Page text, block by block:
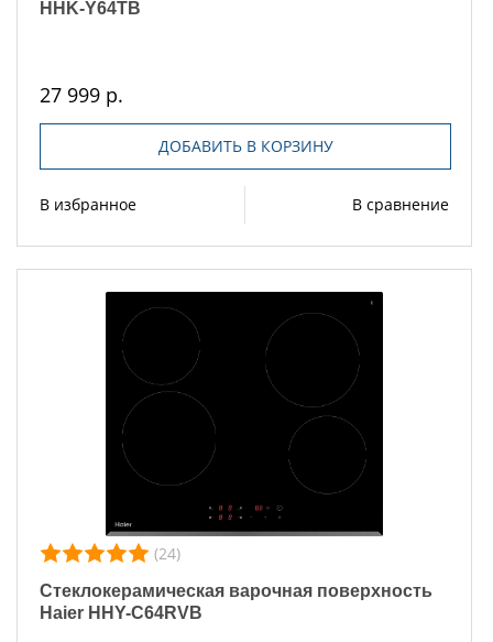
HHK-Y64TB
27 999 р.
ДОБАВИТЬ В КОРЗИНУ
В избранное В сравнение
(24)
Стеклокерамическая варочная поверхность
Haier HHY-C64RVB